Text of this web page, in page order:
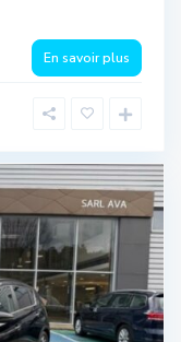
En savoir plus